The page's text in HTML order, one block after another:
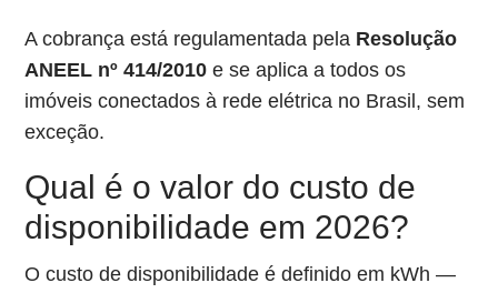
A cobrança está regulamentada pela Resolução
ANEEL nº 414/2010 e se aplica a todos os
imóveis conectados à rede elétrica no Brasil, sem
exceção.
Qual é o valor do custo de
disponibilidade em 2026?
O custo de disponibilidade é definido em kWh —